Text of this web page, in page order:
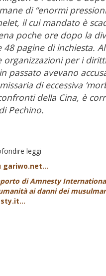
di “enormi
il cui mandato è
poche ore dopo la
48 pagine di inchiesta.
organizzazioni per i
passato avevano
di eccessiva
della Cina, è
Pechino.
leggi
gariwo.net...
di Amnesty
ai danni dei